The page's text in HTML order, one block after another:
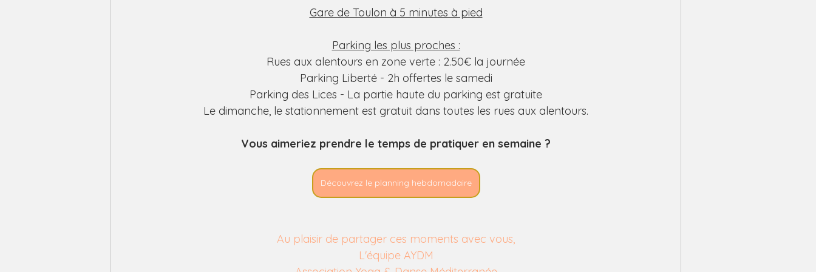
Gare de Toulon à 5 minutes à pied
Parking les plus proches :
Rues aux alentours en zone verte : 2.50€ la journée
Parking Liberté - 2h offertes le samedi
Parking des Lices - La partie haute du parking est gratuite
Le dimanche, le stationnement est gratuit dans toutes les rues aux alentours.
Vous aimeriez prendre le temps de pratiquer en semaine ?
Découvrez le planning hebdomadaire
Au plaisir de partager ces moments avec vous,
L'équipe AYDM